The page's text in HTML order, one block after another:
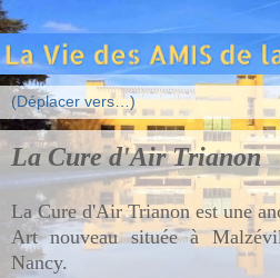
La Cure d'Air Trianon
La Cure d'Air Trianon est une
Art nouveau située à
Nancy.